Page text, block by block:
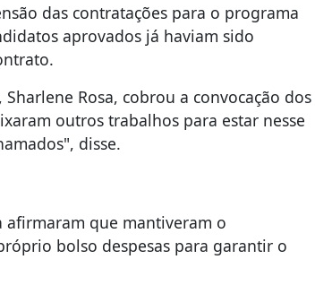
das contratações para o programa
aprovados já haviam sido
Rosa, cobrou a convocação dos
outros trabalhos para estar nesse
disse.
que mantiveram o
bolso despesas para garantir o